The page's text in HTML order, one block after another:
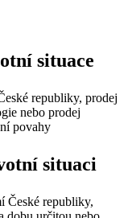
situace
republiky, prodej
nebo prodej
povahy
situaci
České republiky,